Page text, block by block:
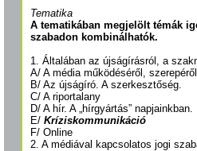
Tematika
A tematikában megjelölt témák
szabadon kombinálhatók.
1. Általában az újságírásról, a
A/ A média működéséről,
B/ Az újságíró. A szerkesztőség.
C/ A riportalany
D/ A hír. A „hírgyártás” napjainkban.
E/ Kríziskommunikáció
F/ Online
2. A médiával kapcsolatos jogi